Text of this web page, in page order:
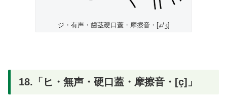
ジ・有声・歯茎硬口蓋・摩擦音・[ʑ/ʒ]
18.「ヒ・無声・硬口蓋・摩擦音・[ç]」